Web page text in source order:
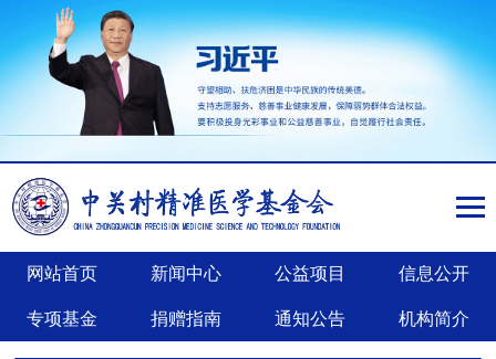
网站首页 新闻中心 公益项目 信息公开
专项基金 捐赠指南 通知公告 机构简介